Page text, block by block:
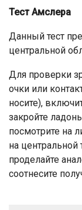
Тест Амслера
Данный тест
центральной
Для проверки
очки или
носите),
закройте
посмотрите на
на центральной
проделайте
соотнесите